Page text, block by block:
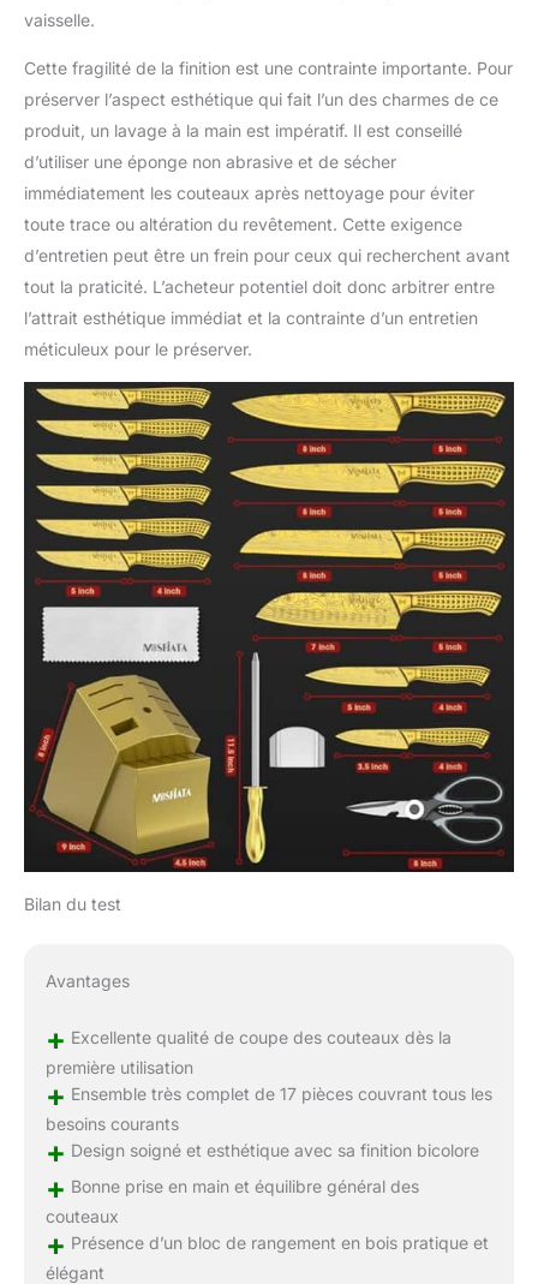
vaisselle.
Cette fragilité de la finition est une contrainte importante. Pour
préserver l’aspect esthétique qui fait l’un des charmes de ce
produit, un lavage à la main est impératif. Il est conseillé
d’utiliser une éponge non abrasive et de sécher
immédiatement les couteaux après nettoyage pour éviter
toute trace ou altération du revêtement. Cette exigence
d’entretien peut être un frein pour ceux qui recherchent avant
tout la praticité. L’acheteur potentiel doit donc arbitrer entre
l’attrait esthétique immédiat et la contrainte d’un entretien
méticuleux pour le préserver.
Bilan du test
Avantages
+ Excellente qualité de coupe des couteaux dès la
première utilisation
+ Ensemble très complet de 17 pièces couvrant tous les
besoins courants
+ Design soigné et esthétique avec sa finition bicolore
+ Bonne prise en main et équilibre général des
couteaux
+ Présence d’un bloc de rangement en bois pratique et
élégant